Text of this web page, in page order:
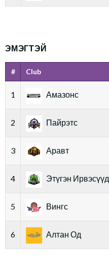
ЭМЭГТЭЙ
# Club
1 Амазонс
2 Пайрэтс
3 Аравт
4 Этүгэн Ирвэсүүд
5 Вингс
6 Алтан Од